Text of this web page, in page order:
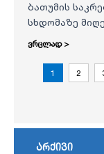
ბათუმის
სხდომაზე
ვრცლად >
1 2
არქივი